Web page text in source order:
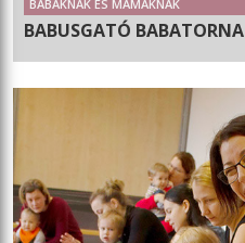
BABÁKNAK ÉS MAMÁKNAK
BABUSGATÓ BABATORNA